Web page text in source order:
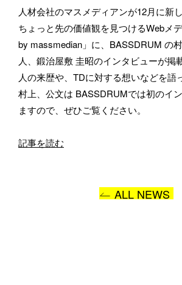
JA / EN / ZH
人材会社のマスメディアンが12月に新
ちょっと先の価値観を見つけるWebメ
by massmedian」に、BASSDRUM の
人、鍛治屋敷 圭昭のインタビューが掲
人の来歴や、TDに対する想いなどを語
村上、公文は BASSDRUMでは初のイ
ますので、ぜひご覧ください。
記事を読む
ALL NEWS
メールアドレス
所属